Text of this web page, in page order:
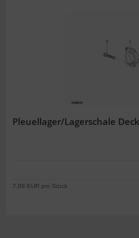
Pleuellager/Lagerschale
7,88 EUR pro Stück